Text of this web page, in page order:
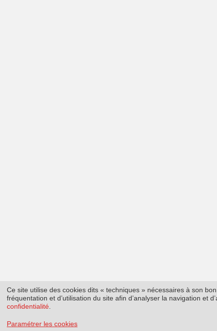
Ce site utilise des cookies dits « techniques » nécessaires à son
fréquentation et d’utilisation du site afin d’analyser la navigation et
confidentialité
Paramétrer les cookies